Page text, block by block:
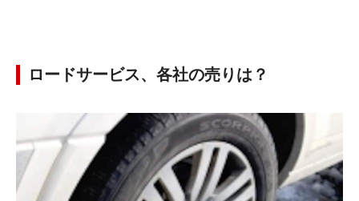
ロードサービス、各社の売りは？